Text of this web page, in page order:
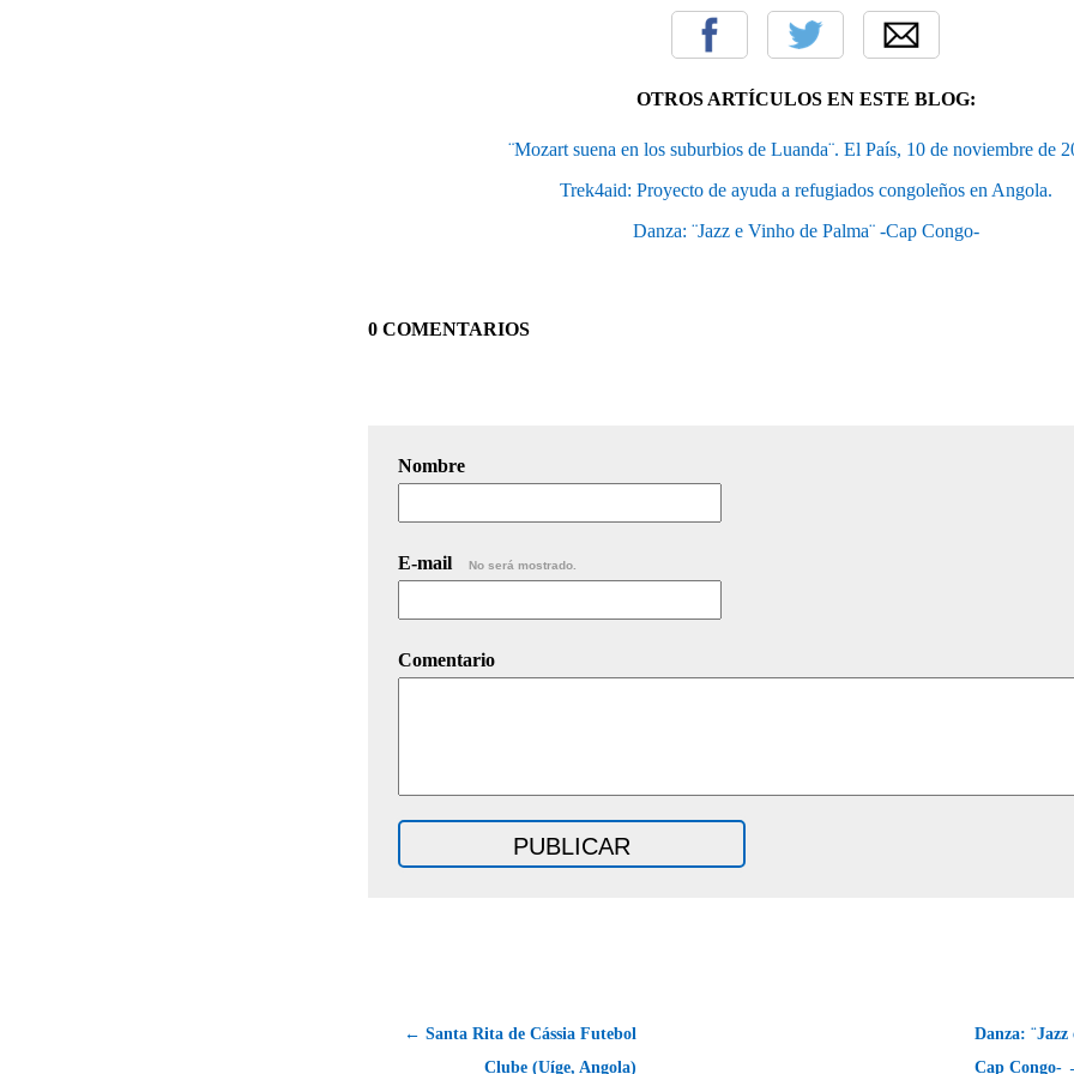
OTROS ARTÍCULOS EN ESTE BLOG:
¨Mozart suena en los suburbios de Luanda¨. El País, 10 de noviembre de
Trek4aid: Proyecto de ayuda a refugiados congoleños en Angola.
Danza: ¨Jazz e Vinho de Palma¨ -Cap Congo-
0 COMENTARIOS
Nombre
E-mail No será mostrado.
Comentario
← Santa Rita de Cássia Futebol
Clube (Uíge, Angola)
Danza:
Cap Congo-